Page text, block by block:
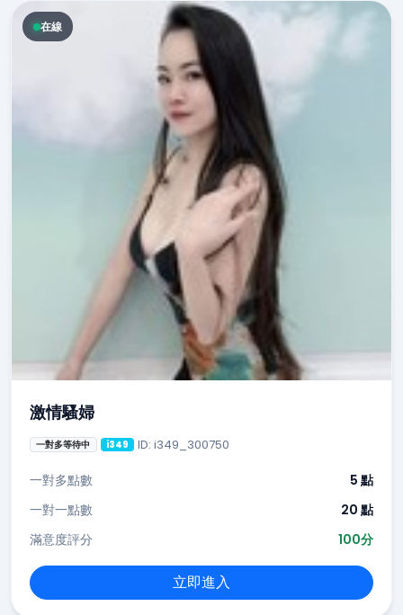
在線
激情騷婦
一對多等待中 i349 ID: i349_300750
一對多點數
5 點
一對一點數
20 點
滿意度評分
100分
立即進入